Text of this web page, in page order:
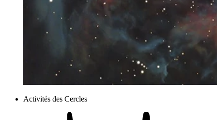
Activités des Cercles